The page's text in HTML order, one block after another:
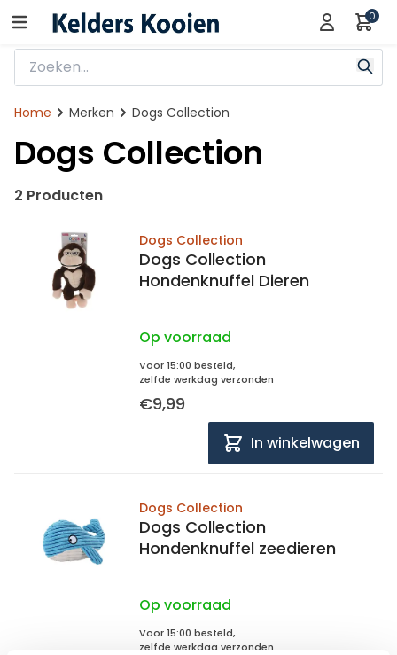
0
Home Merken Dogs Collection
Dogs Collection
2 Producten
Dogs Collection
Dogs Collection
Hondenknuffel Dieren
Op voorraad
Voor 15:00 besteld,
zelfde werkdag verzonden
€9,99
In winkelwagen
Dogs Collection
Dogs Collection
Hondenknuffel zeedieren
Op voorraad
Voor 15:00 besteld,
zelfde werkdag verzonden